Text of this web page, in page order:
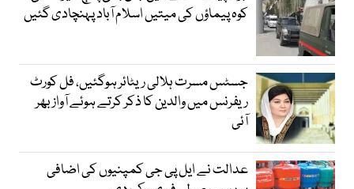
کوہ پیماؤں کی میتیں اسلام آباد پہنچادی گئیں
جسٹس مسرت ہلالی ریٹائر ہوگئیں، فل کورٹ
ریفرنس میں والدین کا ذکر کرتے ہوئے آواز بھر
آئی
عدالت نے ایل پی جی کمپنیوں کی اضافی